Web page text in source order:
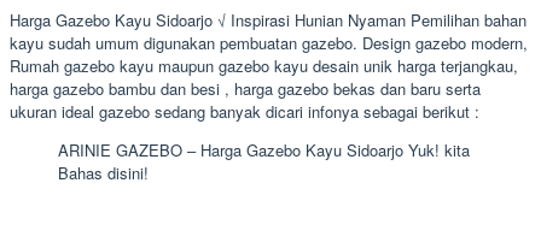
Harga Gazebo Kayu Sidoarjo √ Inspirasi Hunian Nyaman Pemilihan bahan
kayu sudah umum digunakan pembuatan gazebo. Design gazebo modern,
Rumah gazebo kayu maupun gazebo kayu desain unik harga terjangkau,
harga gazebo bambu dan besi , harga gazebo bekas dan baru serta
ukuran ideal gazebo sedang banyak dicari infonya sebagai berikut :
ARINIE GAZEBO – Harga Gazebo Kayu Sidoarjo Yuk! kita
Bahas disini!